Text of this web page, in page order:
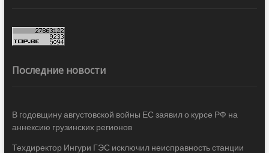
Последние новости
В годовщину августовской войны ЕС заявил о курсе РФ на
аннексию грузинских регионов
Техдиректор Ингури ГЭС исключил неисправность станции